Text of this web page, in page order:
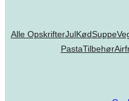
Alle OpskrifterJulKødSuppe
PastaTilbehør